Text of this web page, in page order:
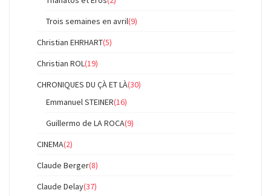
Trois semaines en avril(9)
Christian EHRHART(5)
Christian ROL (19)
CHRONIQUES DU ÇÀ ET LÀ(30)
Emmanuel STEINER(16)
Guillermo de LA ROCA(9)
CINEMA(2)
Claude Berger(8)
Claude Delay(37)